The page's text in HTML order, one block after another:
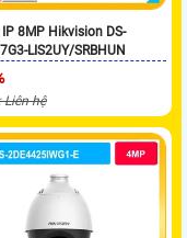
8MP Hikvision DS-
LIS2UY/SRBHUN
Liên hệ